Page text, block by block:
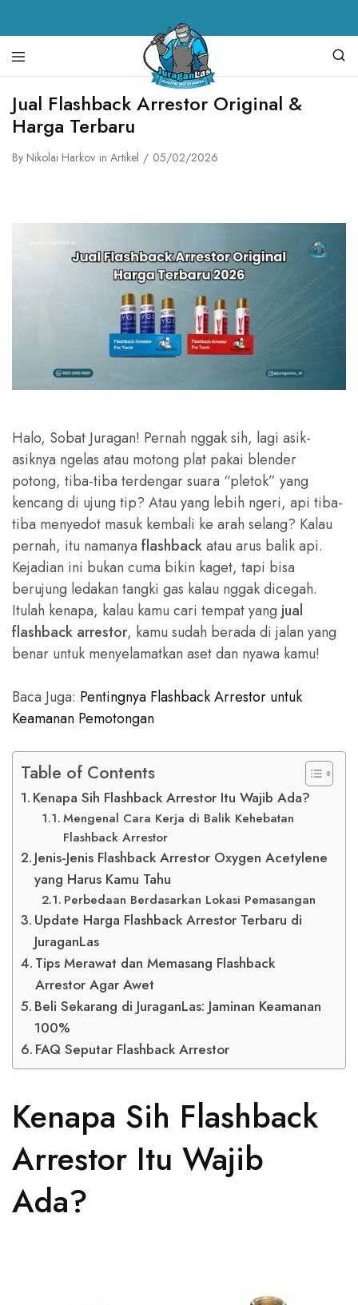
Juragan
Las
alat
las,
spare
parts
mesin
las,
plasma,
body
Jual Flashback Arrestor Original &
Harga Terbaru
By Nikolai Harkov in Artikel 05/02/2026
Halo, Sobat Juragan! Pernah nggak sih, lagi asik-
asiknya ngelas atau motong plat pakai blender
potong, tiba-tiba terdengar suara “pletok” yang
kencang di ujung tip? Atau yang lebih ngeri, api tiba-
tiba menyedot masuk kembali ke arah selang? Kalau
pernah, itu namanya flashbackatau arus balik api.
Kejadian ini bukan cuma bikin kaget, tapi bisa
berujung ledakan tangki gas kalau nggak dicegah.
Itulah kenapa, kalau kamu cari tempat yang jual
flashback arrestor, kamu sudah berada di jalan yang
benar untuk menyelamatkan aset dan nyawa kamu!
Baca Juga: Pentingnya Flashback Arrestor untuk
Keamanan Pemotongan
Table of Contents
Kenapa Sih Flashback Arrestor Itu Wajib Ada?
Mengenal Cara Kerja di Balik Kehebatan
Flashback Arrestor
Jenis-Jenis Flashback Arrestor Oxygen Acetylene
yang Harus Kamu Tahu
Perbedaan Berdasarkan Lokasi Pemasangan
Update Harga Flashback Arrestor Terbaru di
JuraganLas
Tips Merawat dan Memasang Flashback
Arrestor Agar Awet
Beli Sekarang di JuraganLas: Jaminan Keamanan
100%
FAQ Seputar Flashback Arrestor
Kenapa Sih Flashback
Arrestor Itu Wajib
Ada?